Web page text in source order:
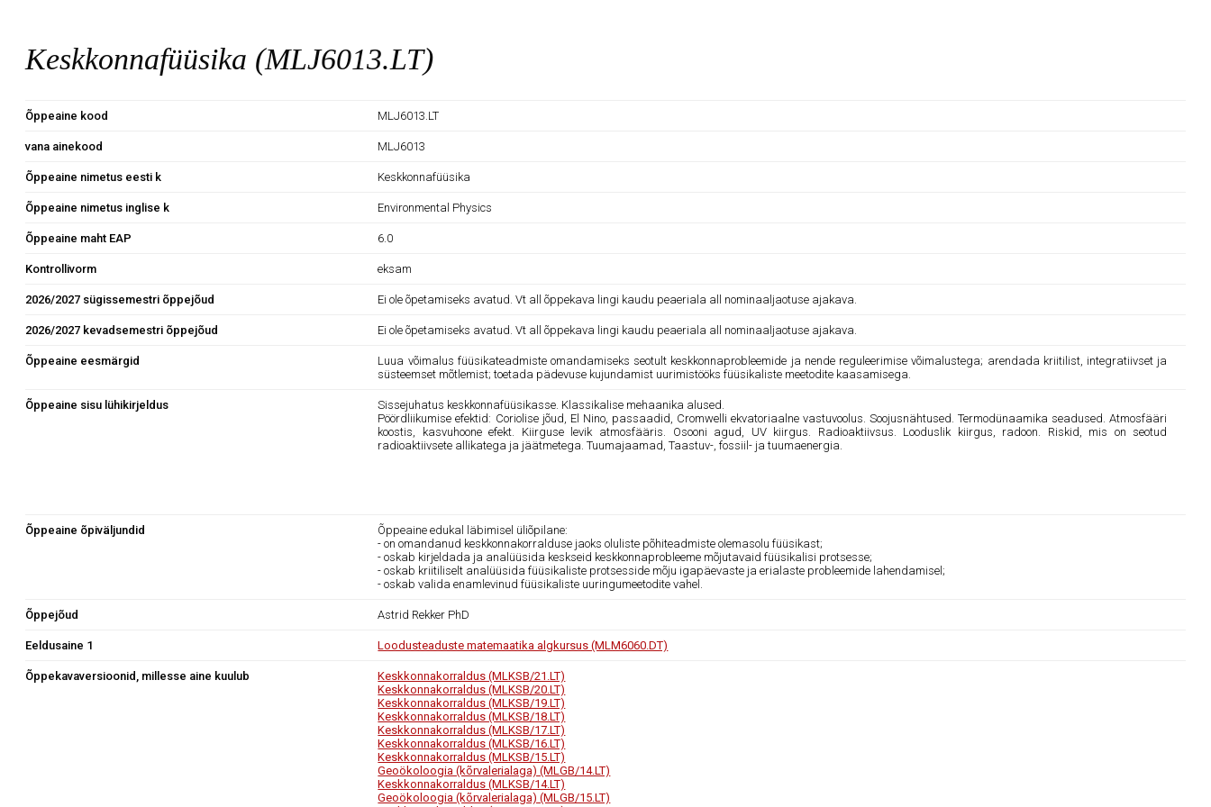
Keskkonnafüüsika (MLJ6013.LT)
Õppeaine kood MLJ6013.LT
vana ainekood MLJ6013
Õppeaine nimetus eesti k Keskkonnafüüsika
Õppeaine nimetus inglise k Environmental Physics
Õppeaine maht EAP 6.0
Kontrollivorm eksam
2026/2027 sügissemestri õppejõud Ei ole õpetamiseks avatud. Vt all õppekava lingi kaudu peaeriala all nominaaljaotuse ajakava.
2026/2027 kevadsemestri õppejõud Ei ole õpetamiseks avatud. Vt all õppekava lingi kaudu peaeriala all nominaaljaotuse ajakava.
Õppeaine eesmärgid
Luua võimalus füüsikateadmiste omandamiseks seotult keskkonnaprobleemide ja nende reguleerimise võimalustega; arendada kriitilist, integratiivset ja
süsteemset mõtlemist; toetada pädevuse kujundamist uurimistööks füüsikaliste meetodite kaasamisega.
Õppeaine sisu lühikirjeldus
Sissejuhatus keskkonnafüüsikasse. Klassikalise mehaanika alused.
Pöördliikumise efektid: Coriolise jõud, El Nino, passaadid, Cromwelli ekvatoriaalne vastuvoolus. Soojusnähtused. Termodünaamika seadused. Atmosfääri
koostis, kasvuhoone efekt. Kiirguse levik atmosfääris. Osooni agud, UV kiirgus. Radioaktiivsus. Looduslik kiirgus, radoon. Riskid, mis on seotud
radioaktiivsete allikatega ja jäätmetega. Tuumajaamad, Taastuv-, fossiil- ja tuumaenergia.
Õppeaine õpiväljundid
Õppeaine edukal läbimisel üliõpilane:
- on omandanud keskkonnakorralduse jaoks oluliste põhiteadmiste olemasolu füüsikast;
- oskab kirjeldada ja analüüsida keskseid keskkonnaprobleeme mõjutavaid füüsikalisi protsesse;
- oskab kriitiliselt analüüsida füüsikaliste protsesside mõju igapäevaste ja erialaste probleemide lahendamisel;
- oskab valida enamlevinud füüsikaliste uuringumeetodite vahel.
Õppejõud Astrid Rekker PhD
Eeldusaine 1 Loodusteaduste matemaatika algkursus (MLM6060.DT)
Õppekavaversioonid, millesse aine kuulub
Keskkonnakorraldus (MLKSB/21.LT)
Keskkonnakorraldus (MLKSB/20.LT)
Keskkonnakorraldus (MLKSB/19.LT)
Keskkonnakorraldus (MLKSB/18.LT)
Keskkonnakorraldus (MLKSB/17.LT)
Keskkonnakorraldus (MLKSB/16.LT)
Keskkonnakorraldus (MLKSB/15.LT)
Geoökoloogia (kõrvalerialaga) (MLGB/14.LT)
Keskkonnakorraldus (MLKSB/14.LT)
Geoökoloogia (kõrvalerialaga) (MLGB/15.LT)